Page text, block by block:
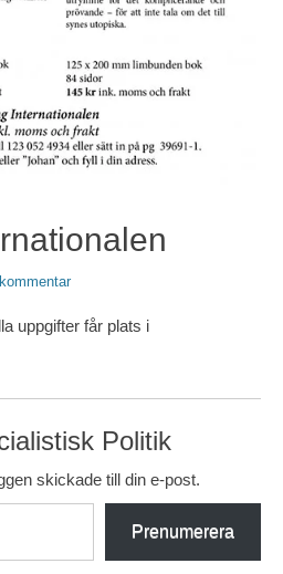
uppgifter får plats i
Politik
skickade till din e-post.
Prenumerera